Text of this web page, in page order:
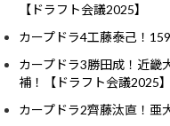
【ドラフト会議2025】
カープドラ4工藤泰己！
カープドラ3勝田成！近畿
補！【ドラフト会議2025】
カープドラ2齊藤汰直！亜